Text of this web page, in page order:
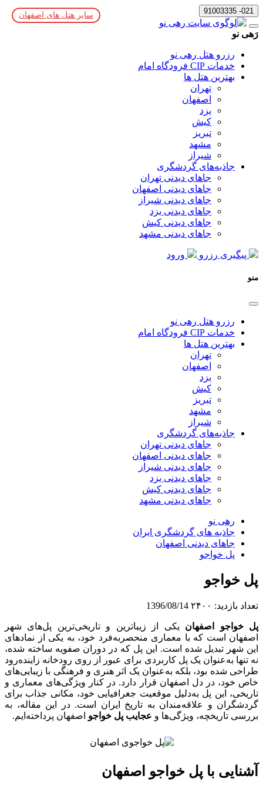
021- 91003335
رَهی نو
رزرو هتل رهی نو
خدمات CIP فرودگاه امام
بهترین هتل ها
تهران
اصفهان
یزد
کیش
تبریز
مشهد
شیراز
جاذبه‌های گردشگری
جاهای دیدنی تهران
جاهای دیدنی اصفهان
جاهای دیدنی شیراز
جاهای دیدنی یزد
جاهای دیدنی کیش
جاهای دیدنی مشهد
پیگیری رزرو ورود
منو
رزرو هتل رهی نو
خدمات CIP فرودگاه امام
بهترین هتل ها
تهران
اصفهان
یزد
کیش
تبریز
مشهد
شیراز
جاذبه‌های گردشگری
جاهای دیدنی تهران
جاهای دیدنی اصفهان
جاهای دیدنی شیراز
جاهای دیدنی یزد
جاهای دیدنی کیش
جاهای دیدنی مشهد
رهی نو
جاذبه های گردشگری ایران
جاهای دیدنی اصفهان
پل خواجو
پل خواجو
تعداد بازدید: ۲۴۰۰ 1396/08/14
پل خواجو اصفهان یکی از زیباترین و تاریخی‌ترین پل‌های شهر
اصفهان است که با معماری منحصربه‌فرد خود، به یکی از نمادهای
این شهر تبدیل شده است. این پل که در دوران صفویه ساخته شده،
نه تنها به‌عنوان یک پل کاربردی برای عبور از روی رودخانه زاینده‌رود
طراحی شده بود، بلکه به‌عنوان یک اثر هنری و فرهنگی با زیبایی‌های
خاص خود، در دل اصفهان قرار دارد. در کنار ویژگی‌های معماری و
تاریخی، این پل به‌دلیل موقعیت جغرافیایی خود، مکانی جذاب برای
گردشگران و علاقه‌مندان به تاریخ ایران است. در این مقاله، به
بررسی تاریخچه، ویژگی‌ها و عجایب پل خواجو اصفهان پرداخته‌ایم.
آشنایی با پل خواجو اصفهان
سایر هتل های اصفهان